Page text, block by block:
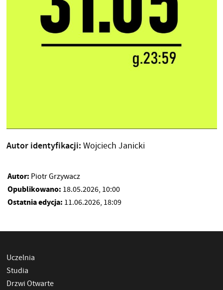
Autor identyfikacji: Wojciech Janicki
Autor: Piotr Grzywacz
Opublikowano: 18.05.2026, 10:00
Ostatnia edycja: 11.06.2026, 18:09
Uczelnia
Studia
Drzwi Otwarte